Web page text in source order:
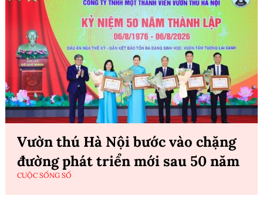
Vườn thú Hà Nội bước vào chặng
đường phát triển mới sau 50 năm
CUỘC SỐNG SỐ